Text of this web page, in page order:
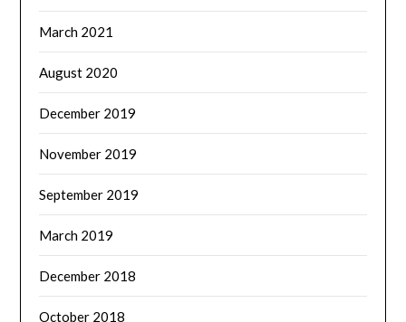
March 2021
August 2020
December 2019
November 2019
September 2019
March 2019
December 2018
October 2018